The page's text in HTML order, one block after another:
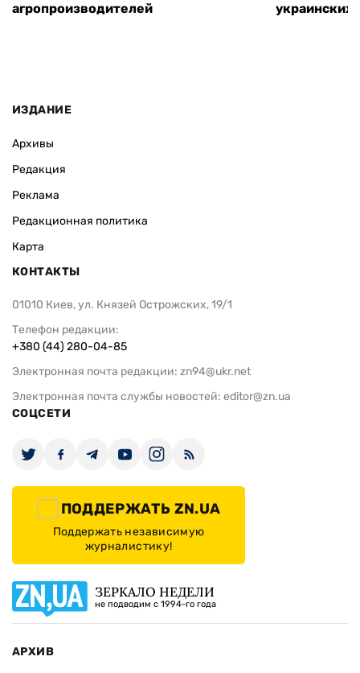
агропроизводителей
ИЗДАНИЕ
Архивы
Редакция
Реклама
Редакционная политика
Карта
КОНТАКТЫ
01010 Киев, ул. Князей Острожских, 19/1
Телефон редакции:
+380 (44) 280-04-85
Электронная почта редакции: zn94@ukr.net
Электронная почта службы новостей: editor@zn.ua
СОЦСЕТИ
ПОДДЕРЖАТЬ ZN.UA
Поддержать независимую
журналистику!
ЗЕРКАЛО НЕДЕЛИ
не подводим с 1994-го года
АРХИВ